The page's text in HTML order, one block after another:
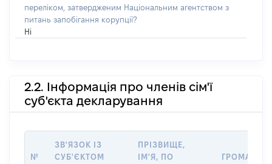
переліком, затвердженим Національним агентством з
питань запобігання корупції?
Ні
2.2. Інформація про членів сім'ї
суб'єкта декларування
№
ЗВ'ЯЗОК ІЗ
СУБ'ЄКТОМ
ПРІЗВИЩЕ,
ІМ'Я, ПО